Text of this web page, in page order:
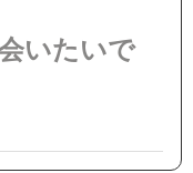
いたいで